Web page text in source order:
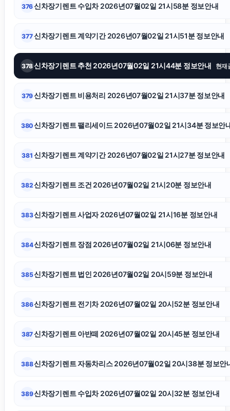
인스타그램 팔로워
강남이혼전문변호사
고양이파양
카니발 장기렌트
376신차장기렌트 수입차 2026년07월02일 21시58분 정보안내
377신차장기렌트 계약기간 2026년07월02일 21시51분 정보안내
378신차장기렌트 추천 2026년07월02일 21시44분 정보안내 현재
379신차장기렌트 비용처리 2026년07월02일 21시37분 정보안내
380신차장기렌트 팰리세이드 2026년07월02일 21시34분 정보안
381 신차장기렌트 계약기간 2026년07월02일 21시27분 정보안내
382신차장기렌트 조건 2026년07월02일 21시20분 정보안내
383신차장기렌트 사업자 2026년07월02일 21시16분 정보안내
384신차장기렌트 장점 2026년07월02일 21시06분 정보안내
385신차장기렌트 법인 2026년07월02일 20시59분 정보안내
386신차장기렌트 전기차 2026년07월02일 20시52분 정보안내
387신차장기렌트 아반떼 2026년07월02일 20시45분 정보안내
388신차장기렌트 자동차리스 2026년07월02일 20시38분 정보안
389신차장기렌트 수입차 2026년07월02일 20시32분 정보안내